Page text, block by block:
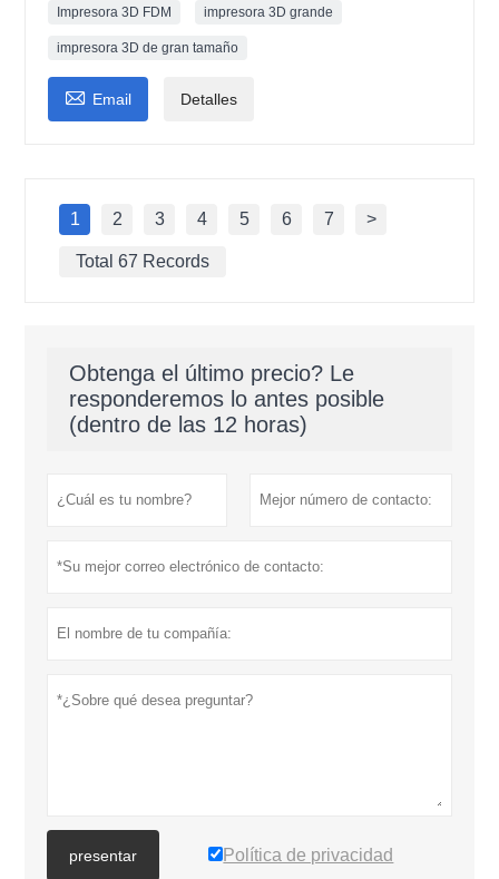
Impresora 3D FDM impresora 3D grande
impresora 3D de gran tamaño
 Email Detalles
1 2 3 4 5 6 7 >
Total 67 Records
Obtenga el último precio? Le
responderemos lo antes posible
(dentro de las 12 horas)
presentar Política de privacidad